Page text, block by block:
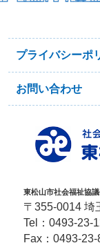
プライバシーポ
お問い合わせ
東松山市社会福祉協
〒355-0014 埼
Tel： 0493-23-
Fax：0493-23-